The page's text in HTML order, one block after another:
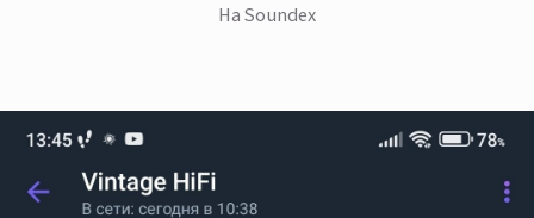
На Soundex